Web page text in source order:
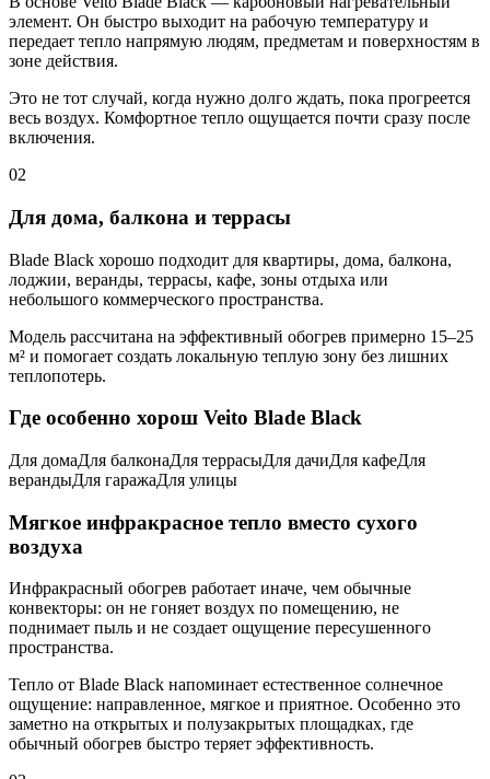
элемент. Он быстро выходит на рабочую температуру и
передает тепло напрямую людям, предметам и поверхностям в
зоне действия.
Это не тот случай, когда нужно долго ждать, пока прогреется
весь воздух. Комфортное тепло ощущается почти сразу после
включения.
02
Для дома, балкона и террасы
Blade Black хорошо подходит для квартиры, дома, балкона,
лоджии, веранды, террасы, кафе, зоны отдыха или
небольшого коммерческого пространства.
Модель рассчитана на эффективный обогрев примерно 15–25
м² и помогает создать локальную теплую зону без лишних
теплопотерь.
Где особенно хорош Veito Blade Black
Для домаДля балконаДля террасыДля дачиДля кафеДля
верандыДля гаражаДля улицы
Мягкое инфракрасное тепло вместо сухого
воздуха
Инфракрасный обогрев работает иначе, чем обычные
конвекторы: он не гоняет воздух по помещению, не
поднимает пыль и не создает ощущение пересушенного
пространства.
Тепло от Blade Black напоминает естественное солнечное
ощущение: направленное, мягкое и приятное. Особенно это
заметно на открытых и полузакрытых площадках, где
обычный обогрев быстро теряет эффективность.